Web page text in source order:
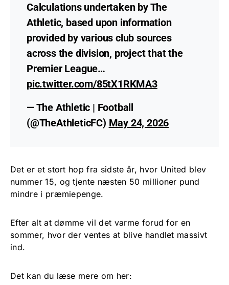
Calculations undertaken by The
Athletic, based upon information
provided by various club sources
across the division, project that the
Premier League…
pic.twitter.com/85tX1RKMA3
— The Athletic | Football
(@TheAthleticFC) May 24, 2026
Det er et stort hop fra sidste år, hvor United blev
nummer 15, og tjente næsten 50 millioner pund
mindre i præmiepenge.
Efter alt at dømme vil det varme forud for en
sommer, hvor der ventes at blive handlet massivt
ind.
Det kan du læse mere om her: